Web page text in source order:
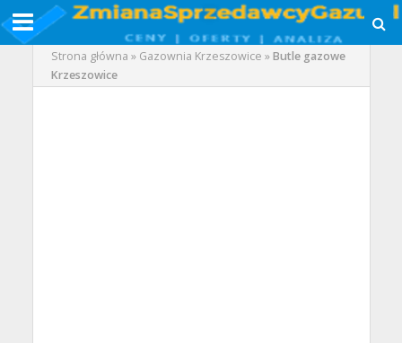
Strona główna » Gazownia Krzeszowice »Butle gazowe
Krzeszowice